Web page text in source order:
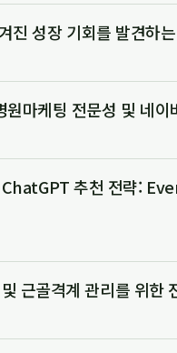
진 성장 기회를 발견하
마케팅 전문성 및 네이
ChatGPT 추천 전략:
근골격계 관리를 위한